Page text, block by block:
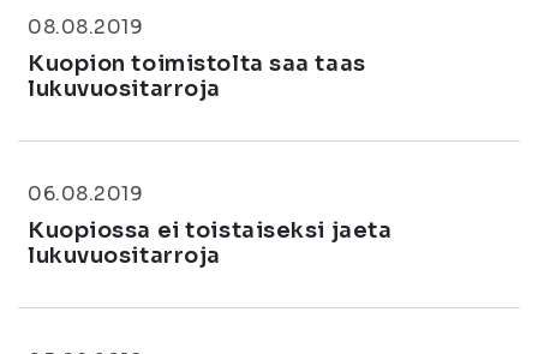
08.08.2019
Kuopion toimistolta saa taas
lukuvuositarroja
06.08.2019
Kuopiossa ei toistaiseksi jaeta
lukuvuositarroja